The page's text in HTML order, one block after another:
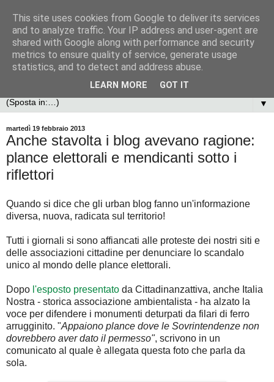
▼
martedì 19 febbraio 2013
Anche stavolta i blog avevano ragione:
plance elettorali e mendicanti sotto i
riflettori
Quando si dice che gli urban blog fanno un'informazione
diversa, nuova, radicata sul territorio!
Tutti i giornali si sono affiancati alle proteste dei nostri siti e
delle associazioni cittadine per denunciare lo scandalo
unico al mondo delle plance elettorali.
Dopo l'esposto presentato da Cittadinanzattiva, anche Italia
Nostra - storica associazione ambientalista - ha alzato la
voce per difendere i monumenti deturpati da filari di ferro
arrugginito. "Appaiono plance dove le Sovrintendenze non
dovrebbero aver dato il permesso", scrivono in un
comunicato al quale è allegata questa foto che parla da
sola.
This site uses cookies from Google to deliver its services
and to analyze traffic. Your IP address and user-agent are
shared with Google along with performance and security
metrics to ensure quality of service, generate usage
statistics, and to detect and address abuse.
LEARN MORE GOT IT